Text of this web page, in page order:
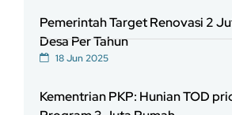
Pemerintah Target Renovasi 2
Desa Per Tahun
18 Jun 2025
Kementrian PKP: Hunian TOD